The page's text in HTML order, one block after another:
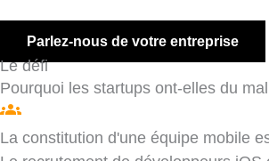
Parlez-nous de votre entreprise
Le défi
Pourquoi les startups ont-elles du
La constitution d'une équipe mobile